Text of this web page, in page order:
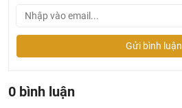
Gửi bình luận
0 bình luận